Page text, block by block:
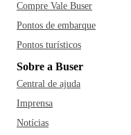
Compre Vale Buser
Pontos de embarque
Pontos turísticos
Sobre a Buser
Central de ajuda
Imprensa
Notícias